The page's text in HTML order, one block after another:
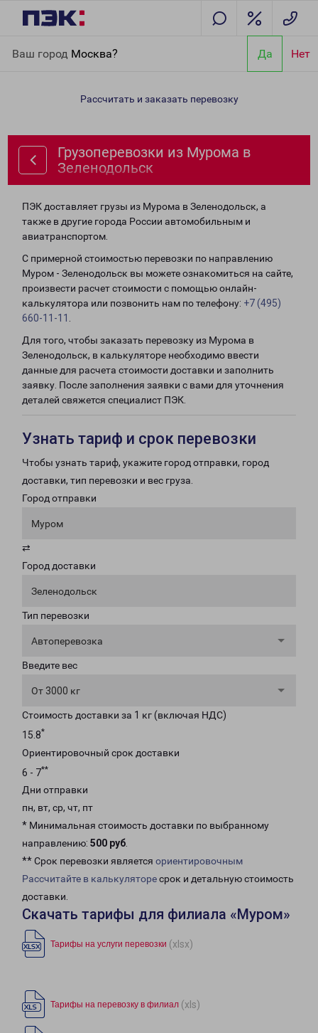
Ваш город Москва? Да Нет
Зеленодольск
Рассчитать и заказать перевозку
Грузоперевозки из Мурома в
Зеленодольск
ПЭК доставляет грузы из Мурома в Зеленодольск, а
также в другие города России автомобильным и
авиатранспортом.
С примерной стоимостью перевозки по направлению
Муром - Зеленодольск вы можете ознакомиться на сайте,
произвести расчет стоимости с помощью онлайн-
калькулятора или позвонить нам по телефону: +7 (495)
660-11-11
Для того, чтобы заказать перевозку из Мурома в
Зеленодольск, в калькуляторе необходимо ввести
данные для расчета стоимости доставки и заполнить
заявку. После заполнения заявки с вами для уточнения
деталей свяжется специалист ПЭК.
Узнать тариф и срок перевозки
Чтобы узнать тариф, укажите город отправки, город
доставки, тип перевозки и вес груза.
Город отправки
Муром
⇄
Город доставки
Зеленодольск
Тип перевозки
Автоперевозка
Введите вес
От 3000 кг
Стоимость доставки за 1 кг (включая НДС)
15.8*
Ориентировочный срок доставки
6 - 7**
Дни отправки
пн, вт, ср, чт, пт
* Минимальная стоимость доставки по выбранному
направлению: 500 руб.
** Срок перевозки является ориентировочным
Рассчитайте в калькуляторесрок и детальную стоимость
доставки.
Скачать тарифы для филиала «Муром»
Тарифы на услуги перевозки (xlsx)
Тарифы на перевозку в филиал (xls)